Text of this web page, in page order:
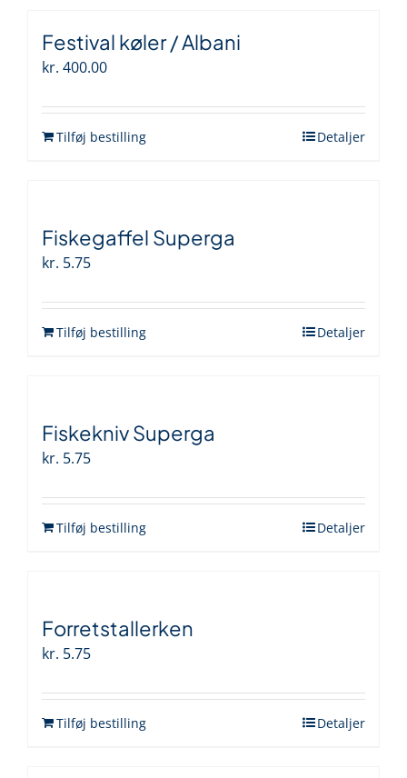
Festival køler / Albani
kr. 400.00
Tilføj bestilling Detaljer
Fiskegaffel Superga
kr. 5.75
Tilføj bestilling Detaljer
Fiskekniv Superga
kr. 5.75
Tilføj bestilling Detaljer
Forretstallerken
kr. 5.75
Tilføj bestilling Detaljer